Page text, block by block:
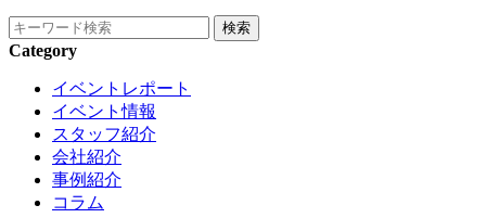
Category
イベントレポート
イベント情報
スタッフ紹介
会社紹介
事例紹介
コラム